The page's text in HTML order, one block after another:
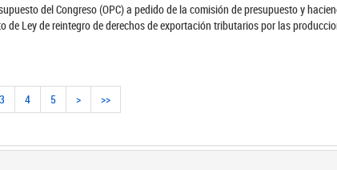
del Congreso (OPC) a pedido de la comisión de presupuesto y
de Ley de reintegro de derechos de exportación tributarios por las
3 4 5 > >>